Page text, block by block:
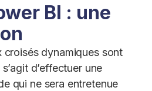
BI : une
croisés dynamiques sont
d’effectuer une
qui ne sera entretenue